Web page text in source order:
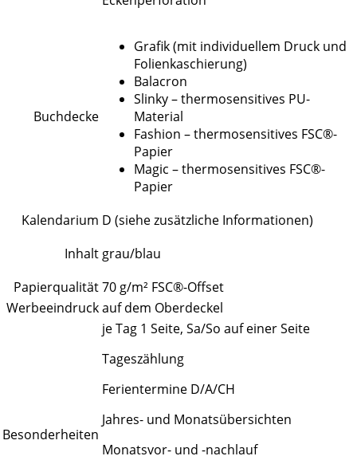
Buchdecke
Grafik (mit individuellem Druck und
Folienkaschierung)
Balacron
Slinky – thermosensitives PU-
Material
Fashion – thermosensitives FSC®-
Papier
Magic – thermosensitives FSC®-
Papier
Kalendarium D (siehe zusätzliche Informationen)
Inhalt grau/blau
Papierqualität70 g/m² FSC®-Offset
Werbeeindruckauf dem Oberdeckel
Besonderheiten
je Tag 1 Seite, Sa/So auf einer Seite
Tageszählung
Ferientermine D/A/CH
Jahres- und Monatsübersichten
Monatsvor- und -nachlauf